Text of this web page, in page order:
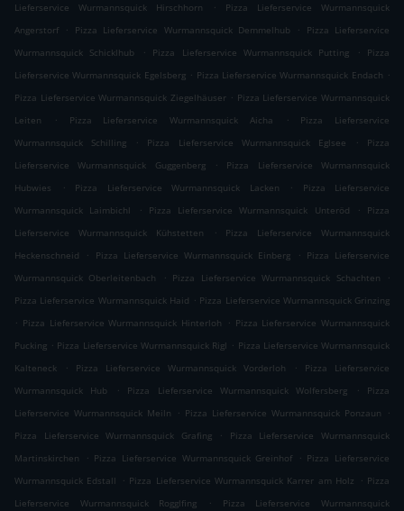
Lieferservice Wurmannsquick Hirschhorn .
Pizza Lieferservice Wurmannsquick
Angerstorf
. Pizza Lieferservice Wurmannsquick Demmelhub .
Pizza Lieferservice
Wurmannsquick Schicklhub
. Pizza Lieferservice Wurmannsquick Putting .
Pizza
Lieferservice Wurmannsquick Egelsberg . Pizza Lieferservice Wurmannsquick Endach .
Pizza Lieferservice Wurmannsquick Ziegelhäuser . Pizza Lieferservice Wurmannsquick
Leiten
. Pizza Lieferservice Wurmannsquick Aicha .
Pizza Lieferservice
Wurmannsquick Schilling
. Pizza Lieferservice Wurmannsquick Eglsee .
Pizza
Lieferservice Wurmannsquick Guggenberg
.
Pizza Lieferservice Wurmannsquick
Hubwies
. Pizza Lieferservice Wurmannsquick Lacken .
Pizza Lieferservice
Wurmannsquick Laimbichl
. Pizza Lieferservice Wurmannsquick Unteröd .
Pizza
Lieferservice Wurmannsquick Kühstetten
.
Pizza Lieferservice Wurmannsquick
Heckenschneid
. Pizza Lieferservice Wurmannsquick Einberg . Pizza Lieferservice
Wurmannsquick Oberleitenbach
. Pizza Lieferservice Wurmannsquick Schachten
.
Pizza Lieferservice Wurmannsquick Haid . Pizza Lieferservice Wurmannsquick Grinzing
. Pizza Lieferservice Wurmannsquick Hinterloh . Pizza Lieferservice Wurmannsquick
Pucking . Pizza Lieferservice Wurmannsquick Rigl . Pizza Lieferservice Wurmannsquick
Kalteneck
. Pizza Lieferservice Wurmannsquick Vorderloh .
Pizza Lieferservice
Wurmannsquick Hub
. Pizza Lieferservice Wurmannsquick Wolfersberg .
Pizza
Lieferservice Wurmannsquick Meiln
. Pizza Lieferservice Wurmannsquick Ponzaun
.
Pizza Lieferservice Wurmannsquick Grafing
.
Pizza Lieferservice Wurmannsquick
Martinskirchen
. Pizza Lieferservice Wurmannsquick Greinhof . Pizza Lieferservice
Wurmannsquick Edstall
. Pizza Lieferservice Wurmannsquick Karrer am Holz . Pizza
Lieferservice Wurmannsquick Rogglfing
.
Pizza Lieferservice Wurmannsquick